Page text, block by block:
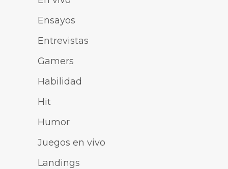
Ensayos
Entrevistas
Gamers
Habilidad
Hit
Humor
Juegos en vivo
Landings